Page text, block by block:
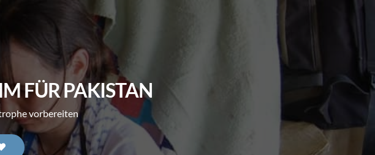
FÜR PAKISTAN
vorbereiten